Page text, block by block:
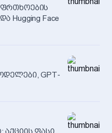
Hugging Face
GPT-